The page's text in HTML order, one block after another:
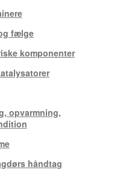
fælge
komponenter
opvarmning,
håndtag